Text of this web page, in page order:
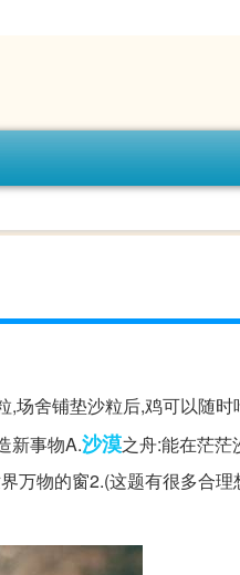
场舍铺垫沙粒后,鸡可以随
新事物A.沙漠之舟:能在茫茫
万物的窗2.(这题有很多合